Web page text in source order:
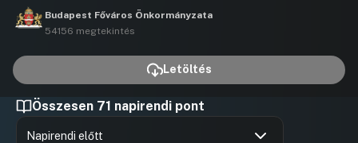
Budapest Főváros Önkormányzata
54156 megtekintés
Letöltés
Összesen 71 napirendi pont
Napirendi előtt